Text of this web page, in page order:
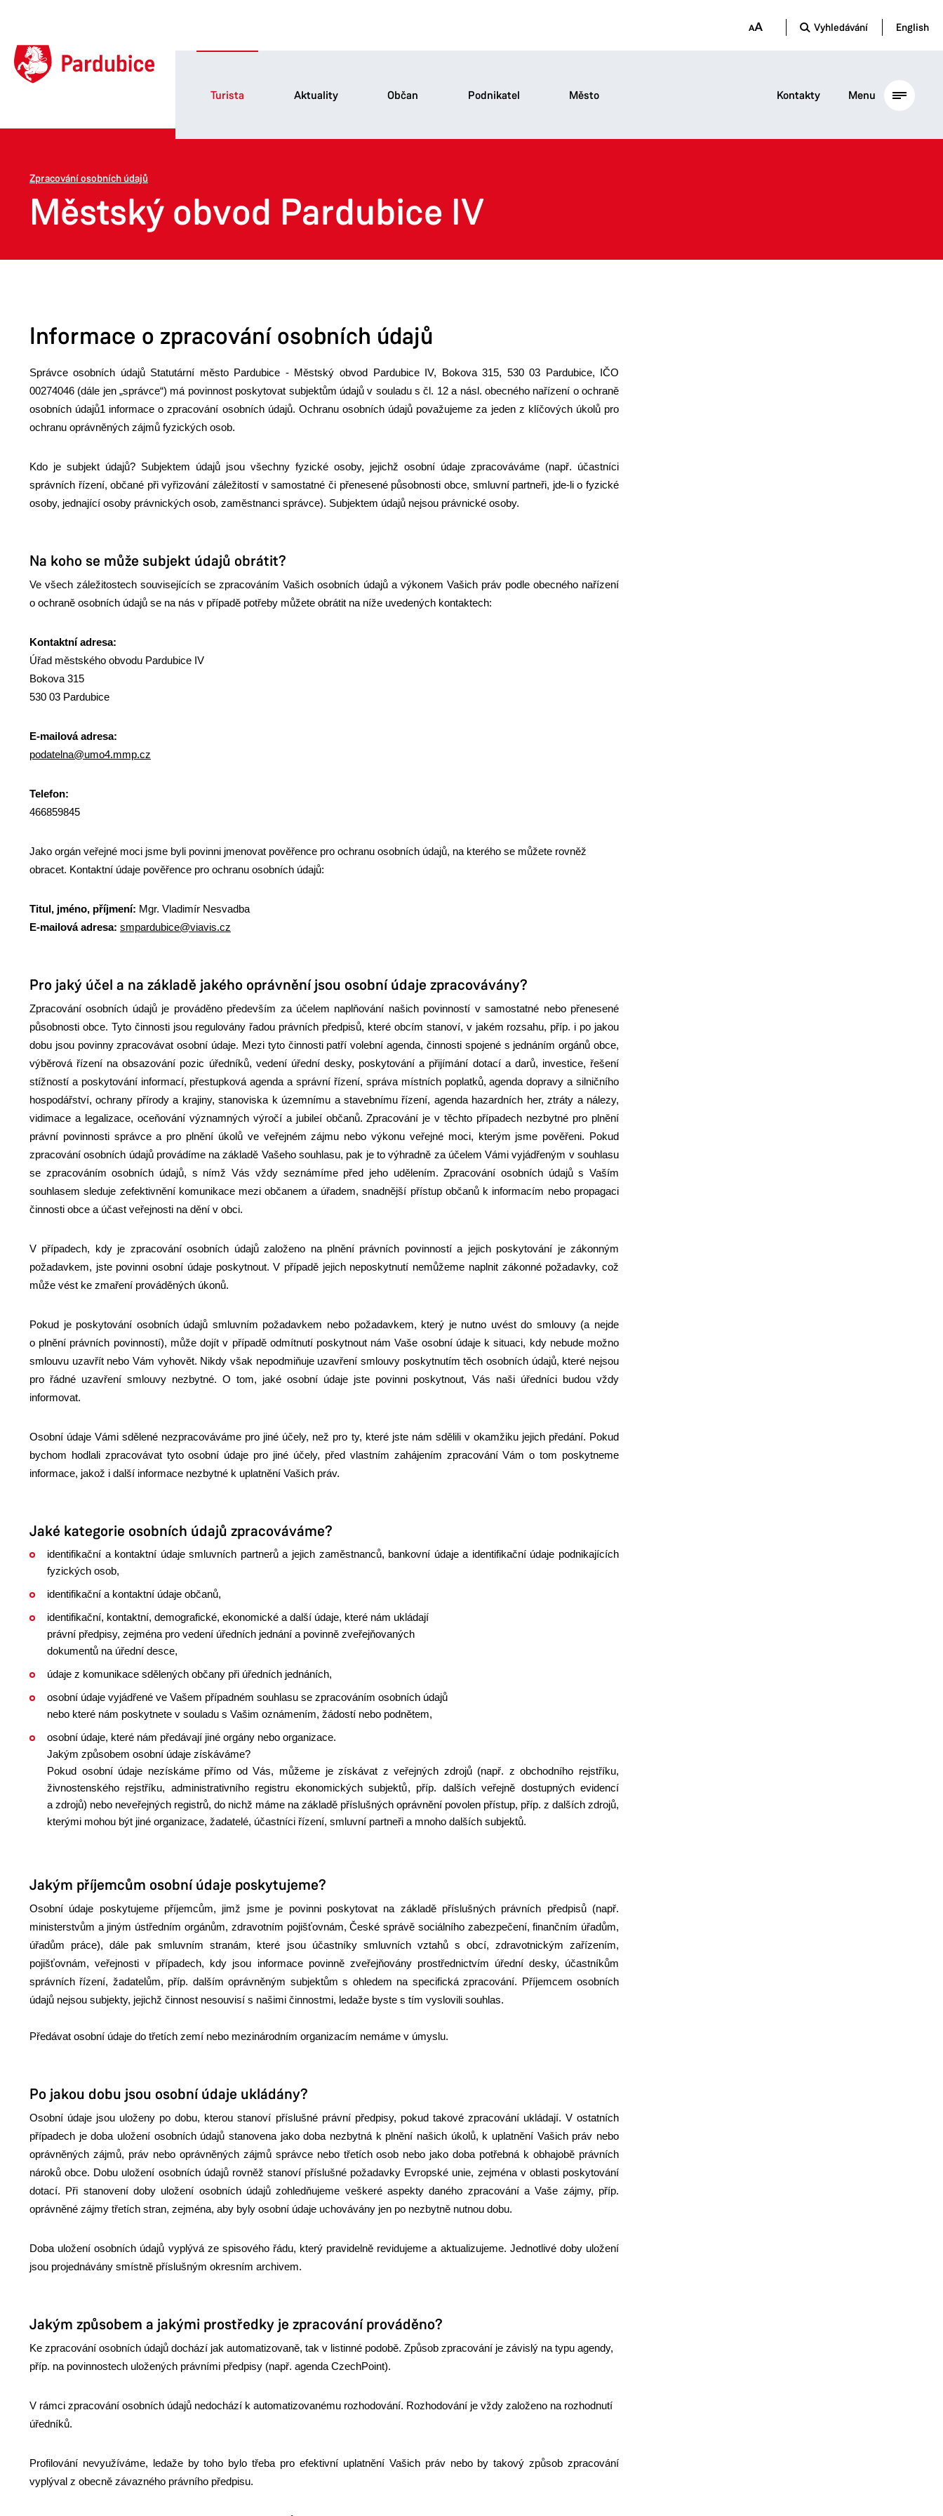
Vyhledávání English
Turista Aktuality Občan Podnikatel Město Kontakty Menu
Zpracování osobních údajů
Městský obvod Pardubice IV
Informace o zpracování osobních údajů
Správce osobních údajů Statutární město Pardubice - Městský obvod Pardubice IV, Bokova 315, 530 03 Pardubice, IČO
00274046 (dále jen „správce“) má povinnost poskytovat subjektům údajů v souladu s čl. 12 a násl. obecného nařízení o ochraně
osobních údajů1 informace o zpracování osobních údajů. Ochranu osobních údajů považujeme za jeden z klíčových úkolů pro
ochranu oprávněných zájmů fyzických osob.
Kdo je subjekt údajů? Subjektem údajů jsou všechny fyzické osoby, jejichž osobní údaje zpracováváme (např. účastníci
správních řízení, občané při vyřizování záležitostí v samostatné či přenesené působnosti obce, smluvní partneři, jde-li o fyzické
osoby, jednající osoby právnických osob, zaměstnanci správce). Subjektem údajů nejsou právnické osoby.
Na koho se může subjekt údajů obrátit?
Ve všech záležitostech souvisejících se zpracováním Vašich osobních údajů a výkonem Vašich práv podle obecného nařízení
o ochraně osobních údajů se na nás v případě potřeby můžete obrátit na níže uvedených kontaktech:
Kontaktní adresa:
Úřad městského obvodu Pardubice IV
Bokova 315
530 03 Pardubice
E-mailová adresa:
podatelna@umo4.mmp.cz
Telefon:
466859845
Jako orgán veřejné moci jsme byli povinni jmenovat pověřence pro ochranu osobních údajů, na kterého se můžete rovněž
obracet. Kontaktní údaje pověřence pro ochranu osobních údajů:
Titul, jméno, příjmení: Mgr. Vladimír Nesvadba
E-mailová adresa: smpardubice@viavis.cz
Pro jaký účel a na základě jakého oprávnění jsou osobní údaje zpracovávány?
Zpracování osobních údajů je prováděno především za účelem naplňování našich povinností v samostatné nebo přenesené
působnosti obce. Tyto činnosti jsou regulovány řadou právních předpisů, které obcím stanoví, v jakém rozsahu, příp. i po jakou
dobu jsou povinny zpracovávat osobní údaje. Mezi tyto činnosti patří volební agenda, činnosti spojené s jednáním orgánů obce,
výběrová řízení na obsazování pozic úředníků, vedení úřední desky, poskytování a přijímání dotací a darů, investice, řešení
stížností a poskytování informací, přestupková agenda a správní řízení, správa místních poplatků, agenda dopravy a silničního
hospodářství, ochrany přírody a krajiny, stanoviska k územnímu a stavebnímu řízení, agenda hazardních her, ztráty a nálezy,
vidimace a legalizace, oceňování významných výročí a jubileí občanů. Zpracování je v těchto případech nezbytné pro plnění
právní povinnosti správce a pro plnění úkolů ve veřejném zájmu nebo výkonu veřejné moci, kterým jsme pověřeni. Pokud
zpracování osobních údajů provádíme na základě Vašeho souhlasu, pak je to výhradně za účelem Vámi vyjádřeným v souhlasu
se zpracováním osobních údajů, s nímž Vás vždy seznámíme před jeho udělením. Zpracování osobních údajů s Vaším
souhlasem sleduje zefektivnění komunikace mezi občanem a úřadem, snadnější přístup občanů k informacím nebo propagaci
činnosti obce a účast veřejnosti na dění v obci.
V případech, kdy je zpracování osobních údajů založeno na plnění právních povinností a jejich poskytování je zákonným
požadavkem, jste povinni osobní údaje poskytnout. V případě jejich neposkytnutí nemůžeme naplnit zákonné požadavky, což
může vést ke zmaření prováděných úkonů.
Pokud je poskytování osobních údajů smluvním požadavkem nebo požadavkem, který je nutno uvést do smlouvy (a nejde
o plnění právních povinností), může dojít v případě odmítnutí poskytnout nám Vaše osobní údaje k situaci, kdy nebude možno
smlouvu uzavřít nebo Vám vyhovět. Nikdy však nepodmiňuje uzavření smlouvy poskytnutím těch osobních údajů, které nejsou
pro řádné uzavření smlouvy nezbytné. O tom, jaké osobní údaje jste povinni poskytnout, Vás naši úředníci budou vždy
informovat.
Osobní údaje Vámi sdělené nezpracováváme pro jiné účely, než pro ty, které jste nám sdělili v okamžiku jejich předání. Pokud
bychom hodlali zpracovávat tyto osobní údaje pro jiné účely, před vlastním zahájením zpracování Vám o tom poskytneme
informace, jakož i další informace nezbytné k uplatnění Vašich práv.
Jaké kategorie osobních údajů zpracováváme?
identifikační a kontaktní údaje smluvních partnerů a jejich zaměstnanců, bankovní údaje a identifikační údaje podnikajících
fyzických osob,
identifikační a kontaktní údaje občanů,
identifikační, kontaktní, demografické, ekonomické a další údaje, které nám ukládají
právní předpisy, zejména pro vedení úředních jednání a povinně zveřejňovaných
dokumentů na úřední desce,
údaje z komunikace sdělených občany při úředních jednáních,
osobní údaje vyjádřené ve Vašem případném souhlasu se zpracováním osobních údajů
nebo které nám poskytnete v souladu s Vašim oznámením, žádostí nebo podnětem,
osobní údaje, které nám předávají jiné orgány nebo organizace.
Jakým způsobem osobní údaje získáváme?
Pokud osobní údaje nezískáme přímo od Vás, můžeme je získávat z veřejných zdrojů (např. z obchodního rejstříku,
živnostenského rejstříku, administrativního registru ekonomických subjektů, příp. dalších veřejně dostupných evidencí
a zdrojů) nebo neveřejných registrů, do nichž máme na základě příslušných oprávnění povolen přístup, příp. z dalších zdrojů,
kterými mohou být jiné organizace, žadatelé, účastníci řízení, smluvní partneři a mnoho dalších subjektů.
Jakým příjemcům osobní údaje poskytujeme?
Osobní údaje poskytujeme příjemcům, jimž jsme je povinni poskytovat na základě příslušných právních předpisů (např.
ministerstvům a jiným ústředním orgánům, zdravotním pojišťovnám, České správě sociálního zabezpečení, finančním úřadům,
úřadům práce), dále pak smluvním stranám, které jsou účastníky smluvních vztahů s obcí, zdravotnickým zařízením,
pojišťovnám, veřejnosti v případech, kdy jsou informace povinně zveřejňovány prostřednictvím úřední desky, účastníkům
správních řízení, žadatelům, příp. dalším oprávněným subjektům s ohledem na specifická zpracování. Příjemcem osobních
údajů nejsou subjekty, jejichž činnost nesouvisí s našimi činnostmi, ledaže byste s tím vyslovili souhlas.
Předávat osobní údaje do třetích zemí nebo mezinárodním organizacím nemáme v úmyslu.
Po jakou dobu jsou osobní údaje ukládány?
Osobní údaje jsou uloženy po dobu, kterou stanoví příslušné právní předpisy, pokud takové zpracování ukládají. V ostatních
případech je doba uložení osobních údajů stanovena jako doba nezbytná k plnění našich úkolů, k uplatnění Vašich práv nebo
oprávněných zájmů, práv nebo oprávněných zájmů správce nebo třetích osob nebo jako doba potřebná k obhajobě právních
nároků obce. Dobu uložení osobních údajů rovněž stanoví příslušné požadavky Evropské unie, zejména v oblasti poskytování
dotací. Při stanovení doby uložení osobních údajů zohledňujeme veškeré aspekty daného zpracování a Vaše zájmy, příp.
oprávněné zájmy třetích stran, zejména, aby byly osobní údaje uchovávány jen po nezbytně nutnou dobu.
Doba uložení osobních údajů vyplývá ze spisového řádu, který pravidelně revidujeme a aktualizujeme. Jednotlivé doby uložení
jsou projednávány smístně příslušným okresním archivem.
Jakým způsobem a jakými prostředky je zpracování prováděno?
Ke zpracování osobních údajů dochází jak automatizovaně, tak v listinné podobě. Způsob zpracování je závislý na typu agendy,
příp. na povinnostech uložených právními předpisy (např. agenda CzechPoint).
V rámci zpracování osobních údajů nedochází k automatizovanému rozhodování. Rozhodování je vždy založeno na rozhodnutí
úředníků.
Profilování nevyužíváme, ledaže by toho bylo třeba pro efektivní uplatnění Vašich práv nebo by takový způsob zpracování
vyplýval z obecně závazného právního předpisu.